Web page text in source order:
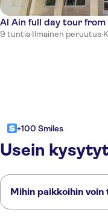
Al Ain full day tour from
9 tuntia·Ilmainen peruutus·
+100 Smiles
Usein
Mihin paikkoihin